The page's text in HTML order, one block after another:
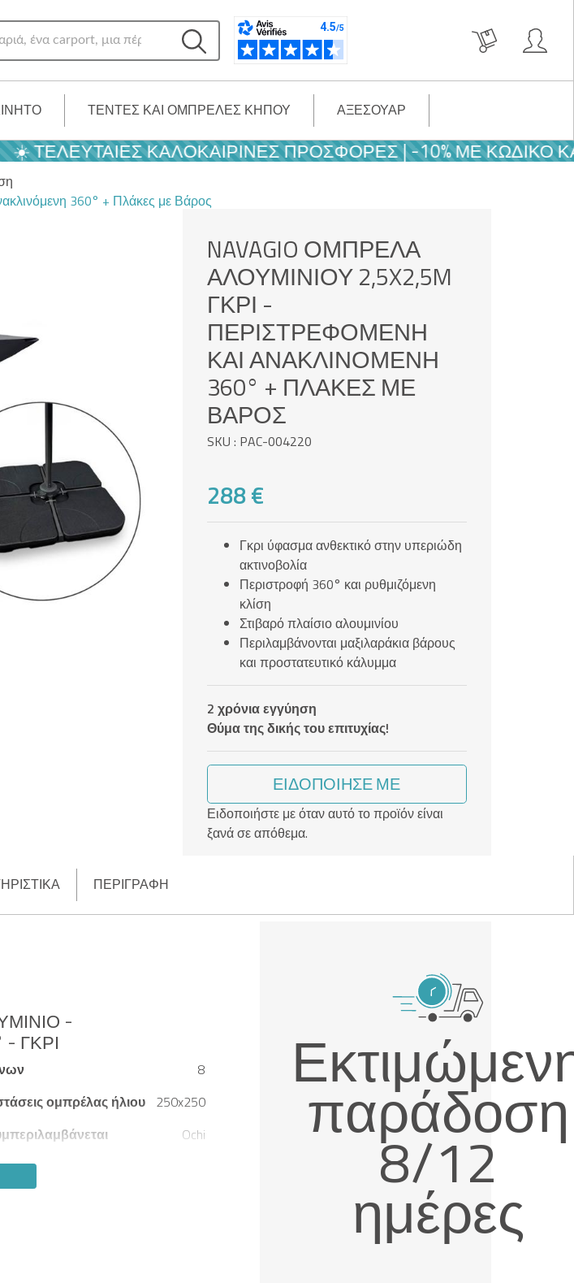
ΤΈΝΤΕΣ ΚΑΙ ΟΜΠΡΈΛΕΣ ΚΉΠΟΥ ΑΞΕΣΟΥΆΡ
ΚΑΛΟΚΑΙΡΙΝΈΣ ΠΡΟΣΦΟΡΈΣ | -10% ΜΕ ΚΩΔΙΚΌ
360° + Πλάκες με Βάρος
NAVAGIO ΟΜΠΡΈΛΑ
ΑΛΟΥΜΙΝΊΟΥ 2,5X2,5M
ΓΚΡΙ -
ΠΕΡΙΣΤΡΕΦΌΜΕΝΗ
ΚΑΙ ΑΝΑΚΛΙΝΌΜΕΝΗ
360° + ΠΛΆΚΕΣ ΜΕ
ΒΆΡΟΣ
SKU : PAC-004220
288 €
Γκρι ύφασμα ανθεκτικό στην υπεριώδη
ακτινοβολία
Περιστροφή 360° και ρυθμιζόμενη
κλίση
Στιβαρό πλαίσιο αλουμινίου
Περιλαμβάνονται μαξιλαράκια βάρους
και προστατευτικό κάλυμμα
2 χρόνια εγγύηση
Θύμα της δικής του επιτυχίας!
ΕΙΔΟΠΟΊΗΣΈ ΜΕ
Ειδοποιήστε με όταν αυτό το προϊόν είναι
ξανά σε απόθεμα.
ΠΕΡΙΓΡΑΦΉ
-
ΓΚΡΙ
8
ομπρέλας ήλιου
250x250
Ochi παράδοση
8/12
ημέρες